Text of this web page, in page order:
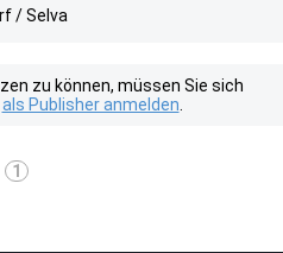
/ Selva
zu können, müssen Sie sich
als Publisher anmelden
1